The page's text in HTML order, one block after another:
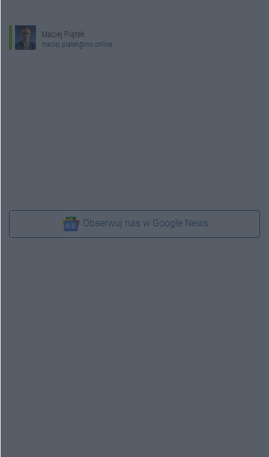
Maciej Piątek
maciej.piatek@ino.online
Obserwuj nas w Google News